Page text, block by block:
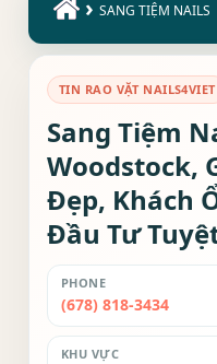
› SANG TIỆM NAILS
TIN RAO VẶT NAILS4VIET
Sang Tiệm
Woodstock,
Đẹp, Khách
Đầu Tư
PHONE
(678) 818-3434
KHU VỰC